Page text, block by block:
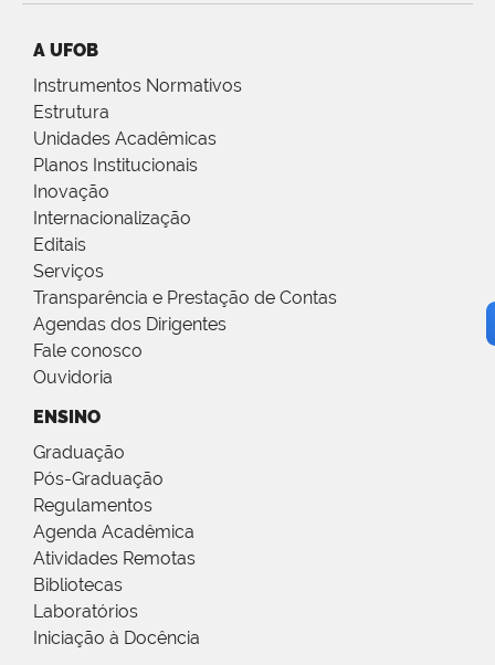
A UFOB
Instrumentos Normativos
Estrutura
Unidades Acadêmicas
Planos Institucionais
Inovação
Internacionalização
Editais
Serviços
Transparência e Prestação de Contas
Agendas dos Dirigentes
Fale conosco
Ouvidoria
ENSINO
Graduação
Pós-Graduação
Regulamentos
Agenda Acadêmica
Atividades Remotas
Bibliotecas
Laboratórios
Iniciação à Docência